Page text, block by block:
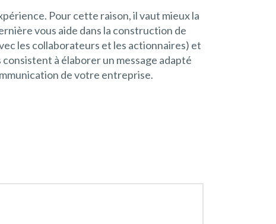
Pour cette raison, il vaut mieux la
vous aide dans la construction de
les collaborateurs et les actionnaires) et
à élaborer un message adapté
de votre entreprise.